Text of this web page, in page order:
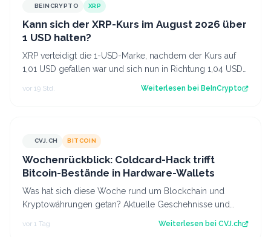
BEINCRYPTO XRP
Kann sich der XRP-Kurs im August 2026 über
1 USD halten?
XRP verteidigt die 1-USD-Marke, nachdem der Kurs auf
1,01 USD gefallen war und sich nun in Richtung 1,04 USD
erholt, während der CLARITY Act…
vor 19 Std. Weiterlesen bei BeInCrypto
CVJ.CHCVJ.CH BITCOIN
Wochenrückblick: Coldcard-Hack trifft
Bitcoin-Bestände in Hardware-Wallets
Was hat sich diese Woche rund um Blockchain und
Kryptowährungen getan? Aktuelle Geschehnisse und
vor 1 Tag Weiterlesen bei CVJ.ch